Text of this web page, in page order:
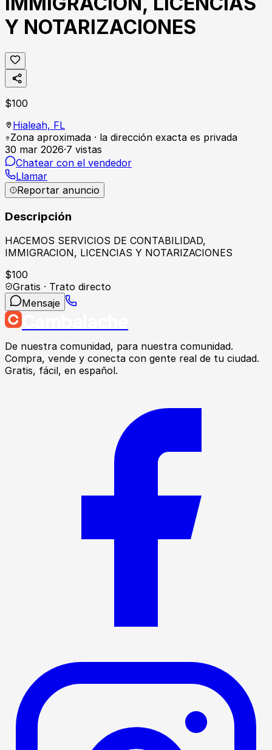
Y NOTARIZACIONES
$100
Hialeah, FL
Zona aproximada · la dirección exacta es privada
30 mar 2026·7 vistas
Chatear con el vendedor
Llamar
Reportar anuncio
Descripción
HACEMOS SERVICIOS DE CONTABILIDAD,
IMMIGRACION, LICENCIAS Y NOTARIZACIONES
$100
Gratis · Trato directo
Mensaje
De nuestra comunidad, para nuestra comunidad.
Compra, vende y conecta con gente real de tu ciudad.
Gratis, fácil, en español.